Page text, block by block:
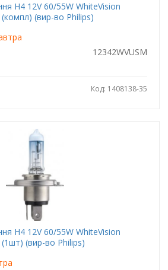
H4 12V 60/55W WhiteVision
(вир-во Philips)
12342WVUSM
Код: 1408138-35
H4 12V 60/55W WhiteVision
(вир-во Philips)